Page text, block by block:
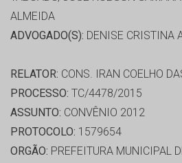
ALMEIDA
ADVOGADO(S): DENISE CRISTINA
RELATOR: CONS. IRAN COELHO
PROCESSO: TC/4478/2015
ASSUNTO: CONVÊNIO 2012
PROTOCOLO: 1579654
ORGÃO: PREFEITURA MUNICIPAL